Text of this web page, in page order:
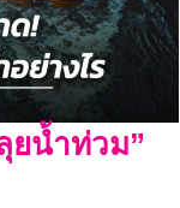
ยน้ำท่วม”